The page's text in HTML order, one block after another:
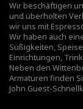
Wir beschäftigen
und überholten
wir uns mit
Wir haben auch
Süßigkeiten,
Einrichtungen,
Neben den
Armaturen finden
John Guest-